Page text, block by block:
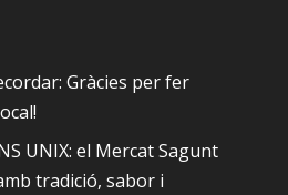
Gràcies per fer
UNIX: el Mercat Sagunt
tradició, sabor i